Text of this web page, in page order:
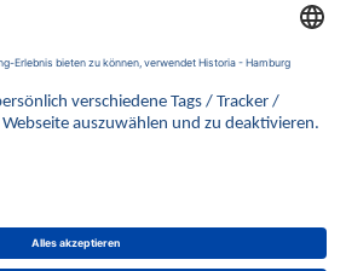
Münzen die Differenzbesteuerung gemäß § 25a UStG